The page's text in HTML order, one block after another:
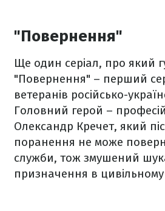
"Повернення"
Ще один серіал, про який
"Повернення" – перший
ветеранів російсько-
Головний герой –
Олександр Кречет, який
поранення не може
служби, тож змушений
призначення в цивільному